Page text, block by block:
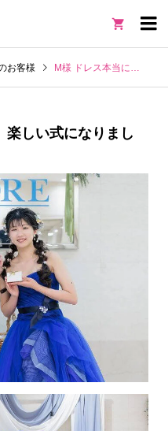

お客様 M様 ドレス本当に素敵で、楽しい式になりました！
楽しい式になりまし